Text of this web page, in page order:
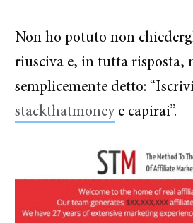
Non ho potuto non
riusciva e, in tutta risposta,
semplicemente detto:
stackthatmoneye capirai”.